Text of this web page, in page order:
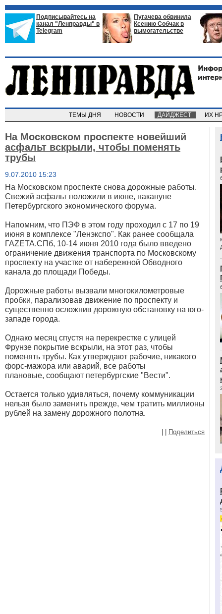
Подписывайтесь на
канал "Ленправды" в
Telegram
Пугачева обвинила
Ксению Собчак в
вымогательстве
ТЕМЫ ДНЯ НОВОСТИ ДАЙДЖЕСТ ИХ
На Московском проспекте новейший
асфальт вскрыли, чтобы поменять
трубы
9.07.2010 15:23
На Московском проспекте снова дорожные работы.
Свежий асфальт положили в июне, накануне
Петербургского экономического форума.
Напомним, что ПЭФ в этом году проходил с 17 по 19
июня в комплексе "Ленэкспо". Как ранее сообщала
ГАZЕТА.СПб, 10-14 июня 2010 года было введено
ограничение движения транспорта по Московскому
проспекту на участке от набережной Обводного
канала до площади Победы.
Дорожные работы вызвали многокилометровые
пробки, парализовав движение по проспекту и
существенно осложнив дорожную обстановку на юго-
западе города.
Однако месяц спустя на перекрестке с улицей
Фрунзе покрытие вскрыли, на этот раз, чтобы
поменять трубы. Как утверждают рабочие, никакого
форс-мажора или аварий, все работы
плановые, сообщают петербургские "Вести".
Остается только удивляться, почему коммуникации
нельзя было заменить прежде, чем тратить миллионы
рублей на замену дорожного полотна.
Поделиться